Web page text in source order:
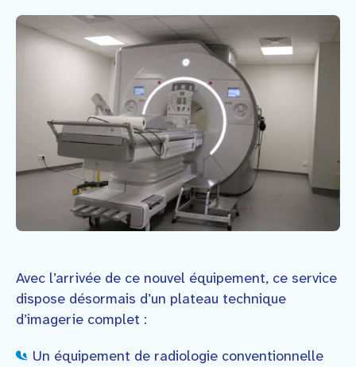
Avec l’arrivée de ce nouvel équipement, ce service
dispose désormais d’un plateau technique
d’imagerie complet :
Un équipement de radiologie conventionnelle